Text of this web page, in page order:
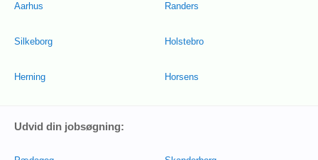
Aarhus
Silkeborg
Herning
Randers
Holstebro
Horsens
Udvid din jobsøgning: